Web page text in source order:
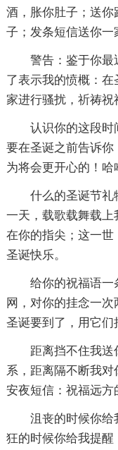
酒，胀你肚子；送
子；发条短信送你一
警告：鉴于你最
了表示我的愤概：
家进行骚扰，祈祷
认识你的这段时
要在圣诞之前告诉你
为将会更开心的！哈
什么的圣诞节礼
一天，载歌载舞载
在你的指尖；这一
圣诞快乐。
给你的祝福语一
网，对你的挂念一次
圣诞要到了，用它们
距离挡不住我
系，距离隔不断我
安夜短信：祝福远方
沮丧的时候你给
狂的时候你给我提